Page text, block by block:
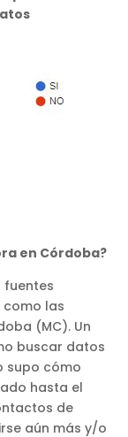
en Córdoba?
fuentes
las
(MC). Un
buscar datos
supo cómo
hasta el
de
aún más y/o